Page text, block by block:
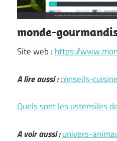
monde-
Site web : https://
A lire aussi :conseils-
Quels sont les ustensiles
A voir aussi :univers-